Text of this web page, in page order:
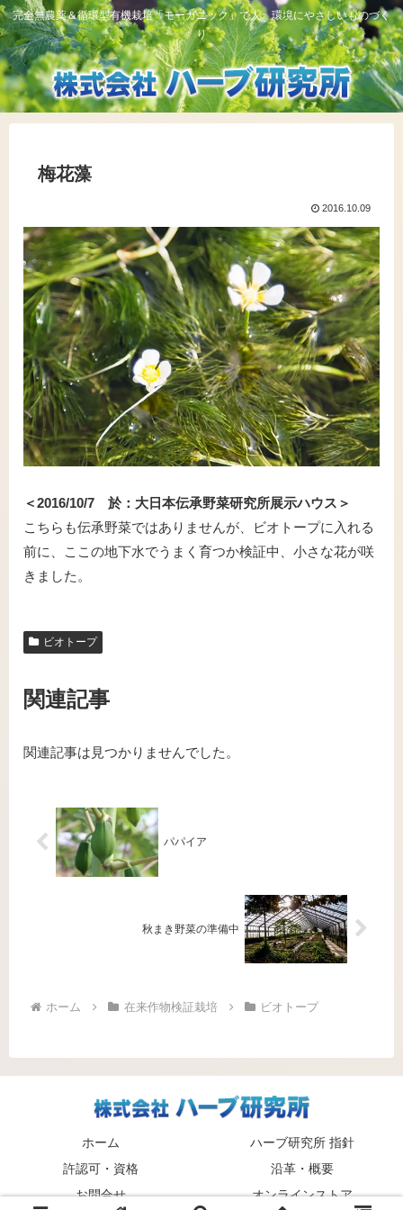
完全無農薬＆循環型有機栽培「モーガニック」で人、環境にやさしいものづく
り
梅花藻
2016.10.09
＜2016/10/7 於：大日本伝承野菜研究所展示ハウス＞
こちらも伝承野菜ではありませんが、ビオトープに入れる
前に、ここの地下水でうまく育つか検証中、小さな花が咲
きました。
ビオトープ
関連記事
関連記事は見つかりませんでした。
パパイア
秋まき野菜の準備中
ホーム 在来作物検証栽培 ビオトープ
ホーム
ハーブ研究所 指針
許認可・資格
沿革・概要
お問合せ
オンラインストア